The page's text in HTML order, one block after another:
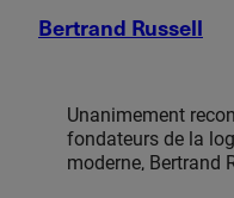
Bertrand Russell
Unanimement
fondateurs de la
moderne, Bertrand